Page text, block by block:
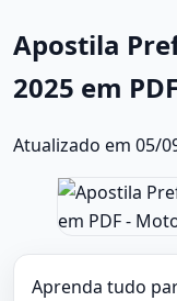
Apostila
2025 em
Atualizado em 05/
Aprenda tudo